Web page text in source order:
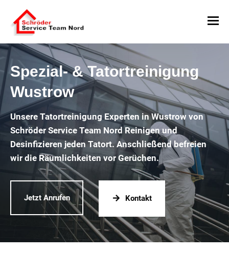
Spezial- & Tatortreinigung
Wustrow
Unsere Tatortreinigung Experten in Wustrow von
Schröder Service Team Nord Reinigen und
Desinfizieren jeden Tatort. Anschließend befreien
wir die Räumlichkeiten vor Gerüchen.
Jetzt Anrufen Kontakt